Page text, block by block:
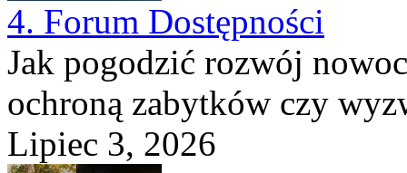
4. Forum Dostępności
Jak pogodzić rozwój
ochroną zabytków czy
Lipiec 3, 2026